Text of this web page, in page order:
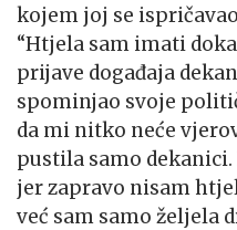
kojem joj se
“Htjela sam imati
prijave događaja
spominjao svoje
da mi nitko neće
pustila samo
jer zapravo nisam
već sam samo željela